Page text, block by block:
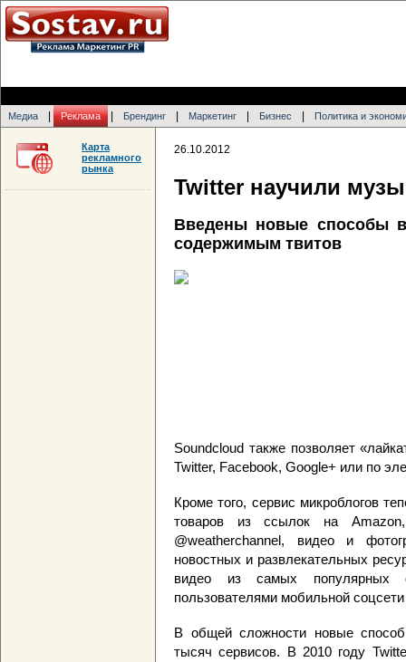
Медиа Реклама Брендинг Маркетинг Бизнес Политика и
26.10.2012
Twitter научили
Введены новые способы
содержимым твитов
Soundcloud также позволяет
Twitter, Facebook, Google+ или по
Кроме того, сервис микроблогов
товаров из ссылок на
@weatherchannel, видео и
новостных и развлекательных
видео из самых популярных
пользователями мобильной
В общей сложности новые
тысяч сервисов. В 2010 году
Карта
рекламного
рынка